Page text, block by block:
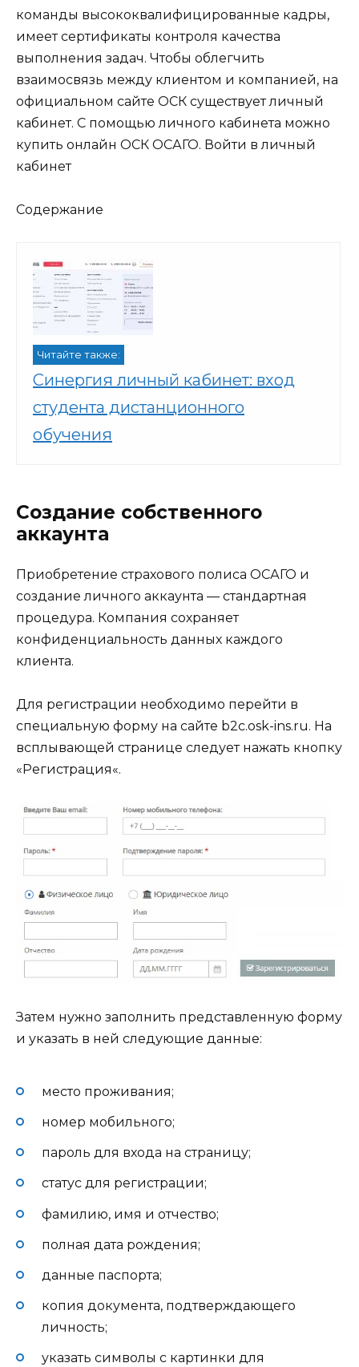
команды высококвалифицированные кадры,
имеет сертификаты контроля качества
выполнения задач. Чтобы облегчить
взаимосвязь между клиентом и компанией, на
официальном сайте ОСК существует личный
кабинет. С помощью личного кабинета можно
купить онлайн ОСК ОСАГО. Войти в личный
кабинет
Содержание
Читайте также:
Синергия личный кабинет: вход
студента дистанционного
обучения
Создание собственного
аккаунта
Приобретение страхового полиса ОСАГО и
создание личного аккаунта — стандартная
процедура. Компания сохраняет
конфиденциальность данных каждого
клиента.
Для регистрации необходимо перейти в
специальную форму на сайте b2c.osk-ins.ru. На
всплывающей странице следует нажать кнопку
«Регистрация«.
Затем нужно заполнить представленную форму
и указать в ней следующие данные:
место проживания;
номер мобильного;
пароль для входа на страницу;
статус для регистрации;
фамилию, имя и отчество;
полная дата рождения;
данные паспорта;
копия документа, подтверждающего
личность;
указать символы с картинки для